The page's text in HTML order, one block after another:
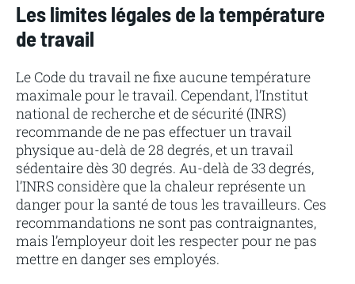
Les limites légales de la température
de travail
Le Code du travail ne fixe aucune température
maximale pour le travail. Cependant, l’Institut
national de recherche et de sécurité (INRS)
recommande de ne pas effectuer un travail
physique au-delà de 28 degrés, et un travail
sédentaire dès 30 degrés. Au-delà de 33 degrés,
l’INRS considère que la chaleur représente un
danger pour la santé de tous les travailleurs. Ces
recommandations ne sont pas contraignantes,
mais l’employeur doit les respecter pour ne pas
mettre en danger ses employés.